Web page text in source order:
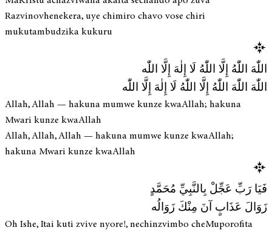
Razvinovhenekera, uye chimiro chavo vose chiri
mukutambudzika kukuru
اللّٰهَ اللّٰهُ إِلَّا اللّٰهُ لَا إِلٰهَ إِلَّا اللّٰه
اللّٰهَ اللّٰهَ اللّٰهُ إِلَّا اللّٰهُ لَا إِلٰهَ إِلَّا اللّٰه
Allah, Allah — hakuna mumwe kunze kwaAllah; hakuna
Mwari kunze kwaAllah
Allah, Allah, Allah — hakuna mumwe kunze kwaAllah;
hakuna Mwari kunze kwaAllah
فَيَا رَبِّ عَجِّلْ بِالنَّبِيِّ مُحَمَّدٍ
زَوَالَ عَذَابٍ آنَ مِنْكَ زَوَالُه
Oh Ishe, Itai kuti zvive nyore!, nechinzvimbo cheMuporofita